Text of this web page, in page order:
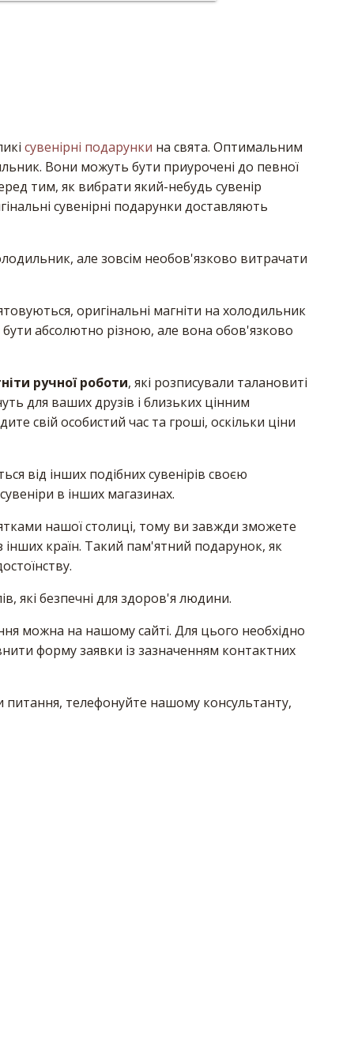
сувенірні подарунки на свята. Оптимальним
Вони можуть бути приурочені до певної
тим, як вибрати який-небудь сувенір
сувенірні подарунки доставляють
але зовсім необов'язково витрачати
оригінальні магніти на холодильник
абсолютно різною, але вона обов'язково
ручної роботи, які розписували талановиті
для ваших друзів і близьких цінним
свій особистий час та гроші, оскільки ціни
від інших подібних сувенірів своєю
в інших магазинах.
нашої столиці, тому ви завжди зможете
інших країн. Такий пам'ятний подарунок, як
які безпечні для здоров'я людини.
можна на нашому сайті. Для цього необхідно
форму заявки із зазначенням контактних
питання, телефонуйте нашому консультанту,